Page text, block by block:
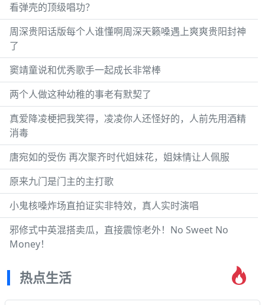
看弹壳的顶级唱功？
周深贵阳话版每个人谁懂啊周深天籁嗓遇上爽爽贵阳封神
了
窦靖童说和优秀歌手一起成长非常棒
两个人做这种幼稚的事老有默契了
真爱降凌梗把我笑得，凌凌你人还怪好的，人前先用酒精
消毒
唐宛如的受伤 再次聚齐时代姐妹花，姐妹情让人佩服
原来九门是门主的主打歌
小鬼核嗓炸场直拍证实非特效，真人实时演唱
邪修式中英混搭卖瓜，直接震惊老外！No Sweet No
Money！
热点生活